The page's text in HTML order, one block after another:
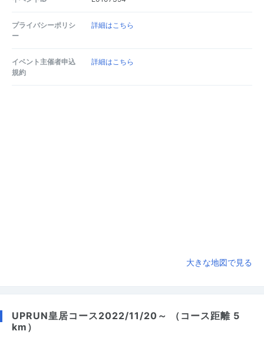
プライバシーポリシ
ー
詳細はこちら
イベント主催者申込
規約
詳細はこちら
大きな地図で見る
UPRUN皇居コース2022/11/20～ （コース距離 5
km）